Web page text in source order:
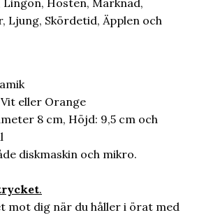
Ljung, Skördetid, Äpplen och
Vit eller Orange
8 cm, Höjd: 9,5 cm och
diskmaskin och mikro.
.
mot dig när du håller i örat med